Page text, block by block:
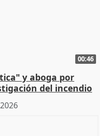
00:46
y aboga por
del incendio